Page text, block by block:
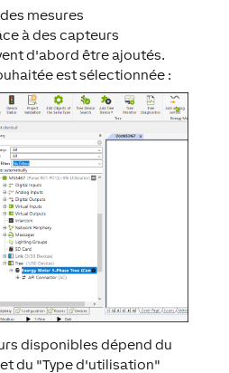
mesures
à des capteurs
d'abord être ajoutés.
est sélectionnée :
disponibles dépend du
du "Type d'utilisation"